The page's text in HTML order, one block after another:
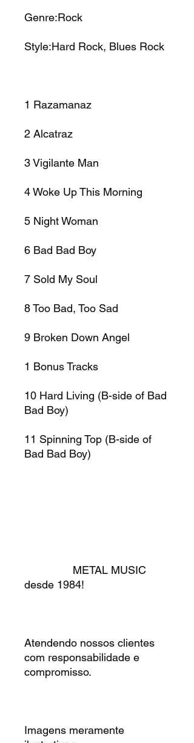
Genre:Rock
Style:Hard Rock, Blues Rock
1 Razamanaz
2 Alcatraz
3Vigilante Man
4Woke Up This Morning
5 Night Woman
6 Bad Bad Boy
7 Sold My Soul
8Too Bad, Too Sad
9 Broken Down Angel
1 Bonus Tracks
10 Hard Living (B-side of Bad
Bad Boy)
11 Spinning Top (B-side of
Bad Bad Boy)
METAL MUSIC
desde 1984!
Atendendo nossos clientes
com responsabilidade e
compromisso.
Imagens meramente